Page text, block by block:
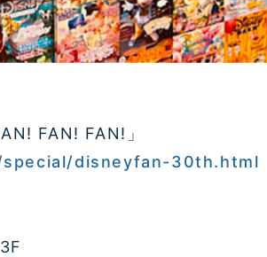
FAN! FAN!」
disneyfan-30th.html